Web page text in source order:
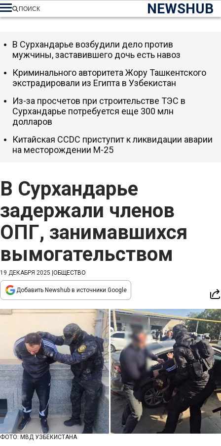
NEWSHUB
ПОИСК
В Сурхандарье
задержали членов
ОПГ, занимавшихся
вымогательством
19 ДЕКАБРЯ 2025 ОБЩЕСТВО
Добавить Newshub в источники Google
ФОТО: МВД УЗБЕКИСТАНА
В Сурхандарье возбудили дело против
мужчины, заставившего дочь есть навоз
Криминального авторитета Жору Ташкентского
экстрадировали из Египта в Узбекистан
Из-за просчетов при строительстве ТЭС в
Сурхандарье потребуется еще 300 млн
долларов
Китайская CCDC приступит к ликвидации аварии
на месторождении М-25